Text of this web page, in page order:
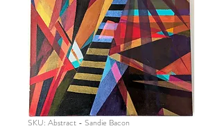
SKU: Abstract - Sandie Bacon